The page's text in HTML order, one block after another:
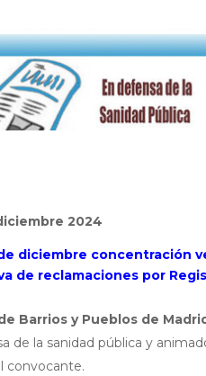
2024
diciembre concentración
de reclamaciones por
Barrios y Pueblos de Madrid
de la sanidad pública y
convocante.